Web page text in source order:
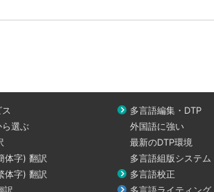
選ぶ
体字) 翻訳
体字) 翻訳
多言語編集・DTP
外国語に強い
最新のDTP環境
多言語組版システム
多言語校正